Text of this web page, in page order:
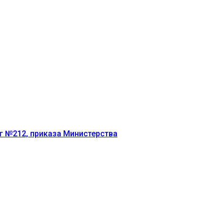
№212, приказа Министерства